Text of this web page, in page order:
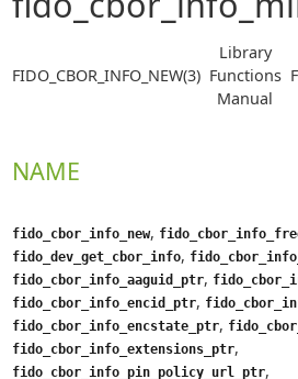
FIDO_CBOR_INFO_NEW(3)
Library
Functions
Manual
NAME
fido_cbor_info_new,
fido_dev_get_cbor_info,
fido_cbor_info_aaguid_ptr,
fido_cbor_info_encid_ptr,
fido_cbor_info_encstate_ptr,
fido_cbor_info_extensions_ptr,
fido_cbor_info_pin_policy_url_ptr,